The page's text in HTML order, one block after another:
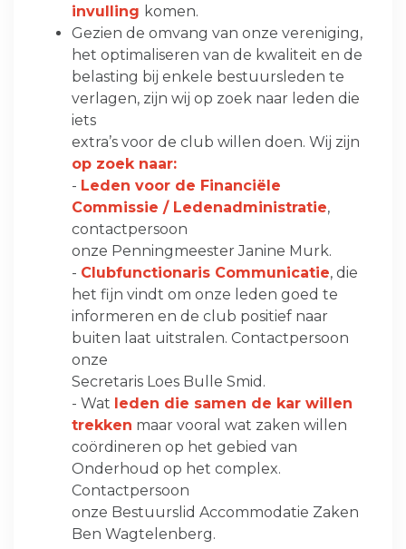
invulling komen.
Gezien de omvang van onze vereniging,
het optimaliseren van de kwaliteit en de
belasting bij enkele bestuursleden te
verlagen, zijn wij op zoek naar leden die
iets
extra’s voor de club willen doen. Wij zijn
op zoek naar:
- Leden voor de Financiële
Commissie / Ledenadministratie,
contactpersoon
onze Penningmeester Janine Murk.
- Clubfunctionaris Communicatie, die
het fijn vindt om onze leden goed te
informeren en de club positief naar
buiten laat uitstralen. Contactpersoon
onze
Secretaris Loes Bulle Smid.
- Wat leden die samen de kar willen
trekken maar vooral wat zaken willen
coördineren op het gebied van
Onderhoud op het complex.
Contactpersoon
onze Bestuurslid Accommodatie Zaken
Ben Wagtelenberg.